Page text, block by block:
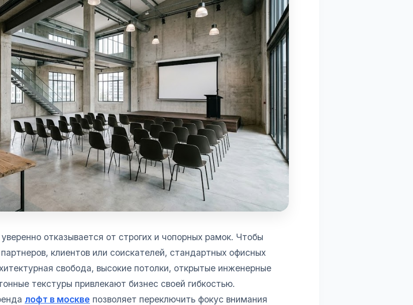
отказывается от строгих и чопорных рамок. Чтобы
клиентов или соискателей, стандартных офисных
свобода, высокие потолки, открытые инженерные
текстуры привлекают бизнес своей гибкостью.
лофт в москве позволяет переключить фокус внимания